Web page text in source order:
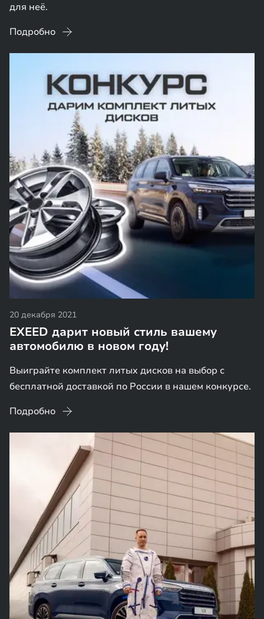
для неё.
Подробно
20 декабря 2021
EXEED дарит новый стиль вашему
автомобилю в новом году!
Выиграйте комплект литых дисков на выбор с
бесплатной доставкой по России в нашем конкурсе.
Подробно